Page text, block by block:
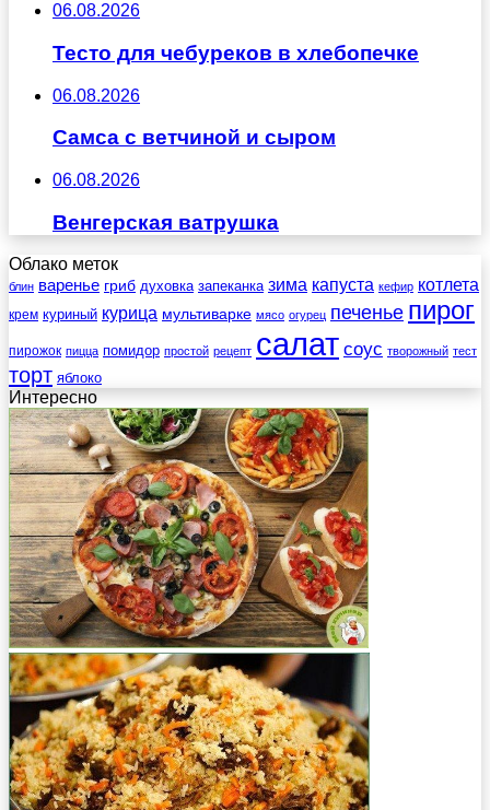
06.08.2026
Тесто для чебуреков в хлебопечке
06.08.2026
Самса с ветчиной и сыром
06.08.2026
Венгерская ватрушка
Облако меток
блин варенье гриб духовка запеканка зима капуста кефир котлета
крем куриный курица мультиварке мясо огурец печенье пирог
пирожок пицца помидор простой рецепт салат соус творожный тест
торт яблоко
Интересно